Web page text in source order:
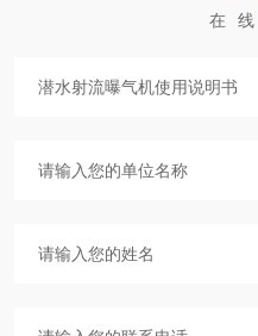
在